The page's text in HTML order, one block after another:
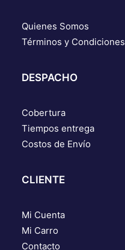
Quienes Somos
Términos y Condiciones
DESPACHO
Cobertura
Tiempos entrega
Costos de Envío
CLIENTE
Mi Cuenta
Mi Carro
Contacto